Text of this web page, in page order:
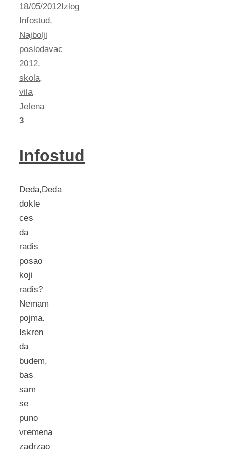
18/05/2012Izlog
Infostud,
Najbolji
poslodavac
2012,
skola,
vila
Jelena
3
Infostud
Deda,Deda
dokle
ces
da
radis
posao
koji
radis?
Nemam
pojma.
Iskren
da
budem,
bas
sam
se
puno
vremena
zadrzao